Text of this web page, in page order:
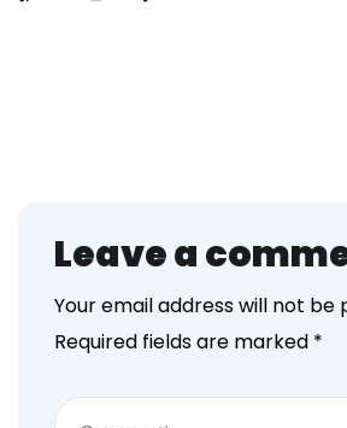
Leave a
Your email address will not be
Required fields are marked *